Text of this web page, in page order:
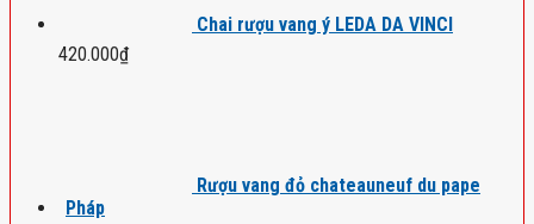
Chai rượu vang ý LEDA DA VINCI
420.000₫
Rượu vang đỏ chateauneuf du pape
Pháp